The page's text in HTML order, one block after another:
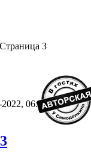
3
2022, 06:40 6